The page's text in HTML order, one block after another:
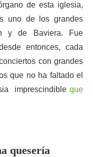
de esta iglesia,
uno de los grandes
y de Baviera. Fue
entonces, cada
con grandes
que no ha faltado el
imprescindible que
quesería